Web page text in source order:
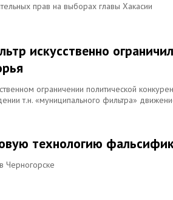
прав на выборах главы Хакасии
искусственно
ограничении политической
т.н. «муниципального фильтра»
технологию
Черногорске